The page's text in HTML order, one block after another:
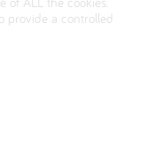
provide a controlled